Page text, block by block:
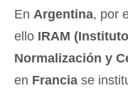
En Argentina, por
ello IRAM
Normalización y
en Francia se